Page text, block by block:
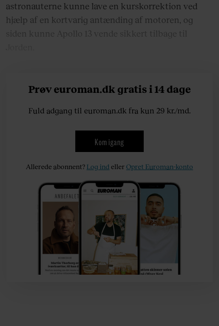
astronauterne kunne lave en kurskorrektion ved
hjælp af en kortvarig antænding af motoren, og
siden kunne Apollo 13 vende sikkert tilbage til
Prøv euroman.dk gratis i 14 dage
Fuld adgang til euroman.dk fra kun 29 kr./md.
Kom igang
Allerede abonnent? Log ind ellerOpret Euroman-konto